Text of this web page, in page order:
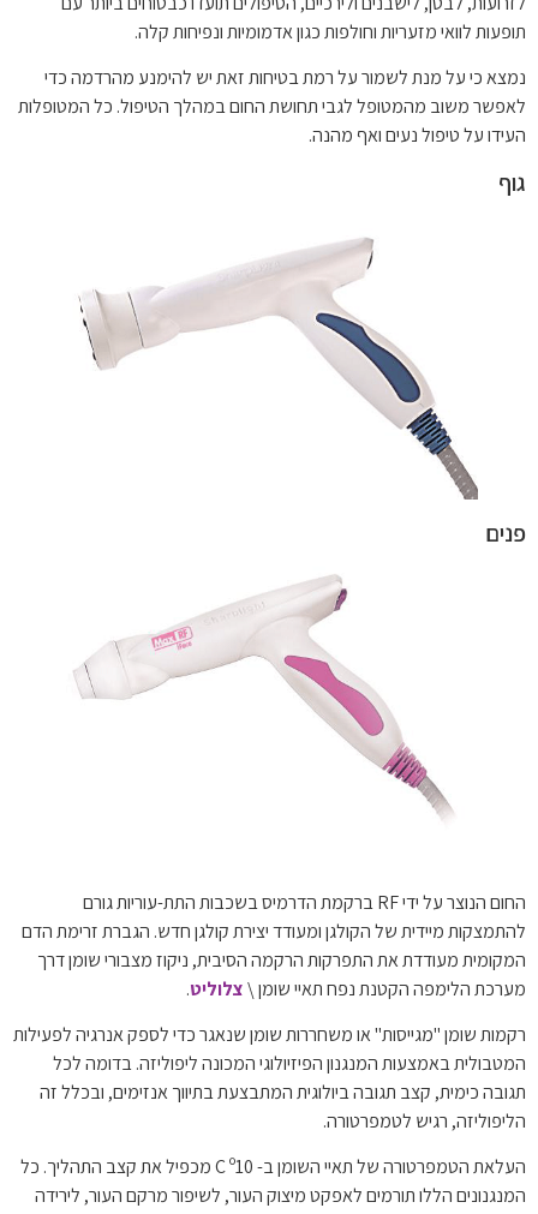
תופעות לוואי מזעריות וחולפות כגון אדמומיות ונפיחות קלה.
נמצא כי על מנת לשמור על רמת בטיחות זאת יש להימנע מהרדמה כדי
לאפשר משוב מהמטופל לגבי תחושת החום במהלך הטיפול. כל המטופלות
העידו על טיפול נעים ואף מהנה.
גוף
פנים
החום הנוצר על ידי RF ברקמת הדרמיס בשכבות התת-עוריות גורם
להתמצקות מיידית של הקולגן ומעודד יצירת קולגן חדש. הגברת זרימת הדם
המקומית מעודדת את התפרקות הרקמה הסיבית, ניקוז מצבורי שומן דרך
מערכת הלימפה הקטנת נפח תאיי שומן \צלוליט.
רקמות שומן "מגייסות" או משחררות שומן שנאגר כדי לספק אנרגיה לפעילות
המטבולית באמצעות המנגנון הפיזיולוגי המכונה ליפוליזה. בדומה לכל
תגובה כימית, קצב תגובה ביולוגית המתבצעת בתיווך אנזימים, ובכלל זה
הליפוליזה, רגיש לטמפרטורה.
העלאת הטמפרטורה של תאיי השומן ב- C º10 מכפיל את קצב התהליך. כל
המנגנונים הללו תורמים לאפקט מיצוק העור, לשיפור מרקם העור, לירידה